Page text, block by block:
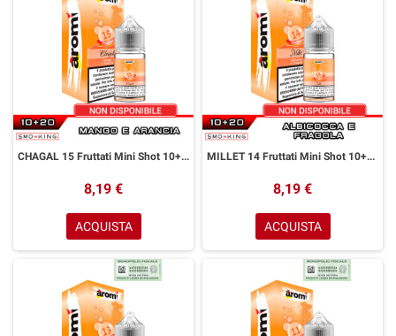
CHAGAL 15 Fruttati Mini Shot 10+20 ml Aromì by Easy Vape Mango e Arancia
8,19 €
ACQUISTA
MILLET 14 Fruttati Mini Shot 10+20 ml Aromì by Easy Vape Albicocca Fragola
8,19 €
ACQUISTA